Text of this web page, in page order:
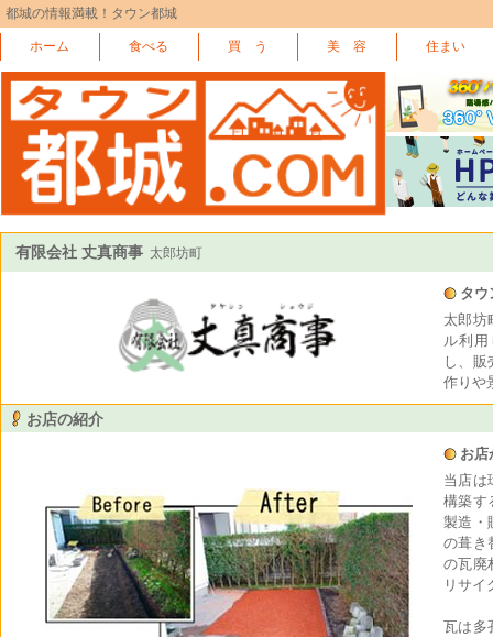
都城の情報満載！タウン都城
ホーム 食べる 買 う 美 容 住まい
有限会社 丈真商事 太郎坊町
タウ
太郎坊
ル利
し、販
作りや
お店の紹介
お店
当店は
構築す
製造・
の葺き
の瓦廃
リサイ
瓦は多